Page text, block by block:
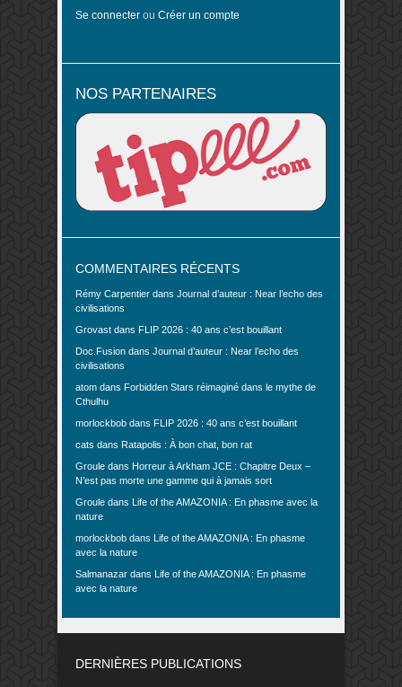
Se connecter ou Créer un compte
NOS PARTENAIRES
COMMENTAIRES RÉCENTS
Rémy Carpentier dans Journal d’auteur : Near l’echo des
civilisations
Grovast dans FLIP 2026 : 40 ans c’est bouillant
Doc.Fusion dans Journal d’auteur : Near l’echo des
civilisations
atom dans Forbidden Stars réimaginé dans le mythe de
Cthulhu
morlockbob dans FLIP 2026 : 40 ans c’est bouillant
cats dans Ratapolis : À bon chat, bon rat
Groule dans Horreur à Arkham JCE : Chapitre Deux –
N’est pas morte une gamme qui à jamais sort
Groule dans Life of the AMAZONIA : En phasme avec la
nature
morlockbob dans Life of the AMAZONIA : En phasme
avec la nature
Salmanazar dans Life of the AMAZONIA : En phasme
avec la nature
DERNIÈRES PUBLICATIONS